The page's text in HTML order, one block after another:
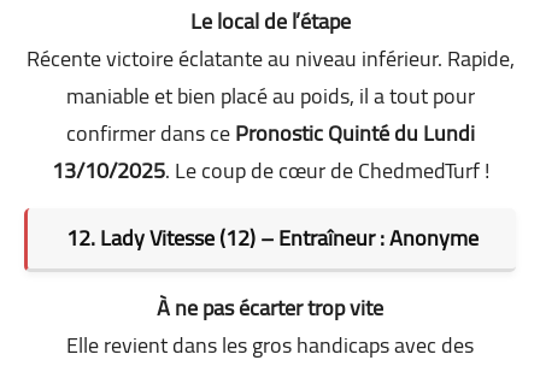
Le local de l’étape
Récente victoire éclatante au niveau inférieur. Rapide,
maniable et bien placé au poids, il a tout pour
confirmer dans cePronostic Quinté du Lundi
13/10/2025. Le coup de cœur de ChedmedTurf !
12. Lady Vitesse (12) – Entraîneur : Anonyme
À ne pas écarter trop vite
Elle revient dans les gros handicaps avec des